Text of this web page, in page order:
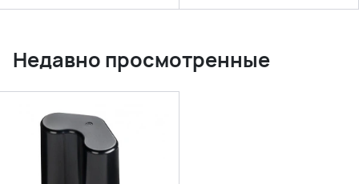
Недавно просмотренные